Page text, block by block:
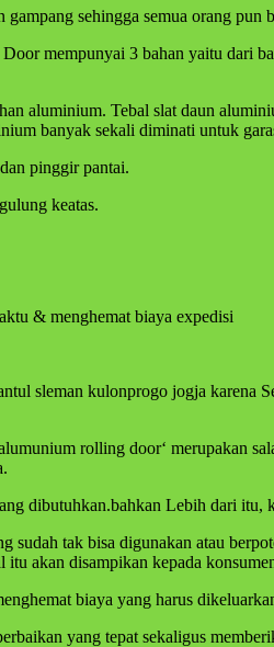
sehingga semua orang pun
mempunyai 3 bahan yaitu dari
aluminium. Tebal slat daun
banyak sekali diminati untuk
pinggir pantai.
keatas.
& menghemat biaya expedisi
sleman kulonprogo jogja karena
rolling door‘ merupakan
dibutuhkan.bahkan Lebih dari
tak bisa digunakan atau
akan disampikan kepada
biaya yang harus
yang tepat sekaligus